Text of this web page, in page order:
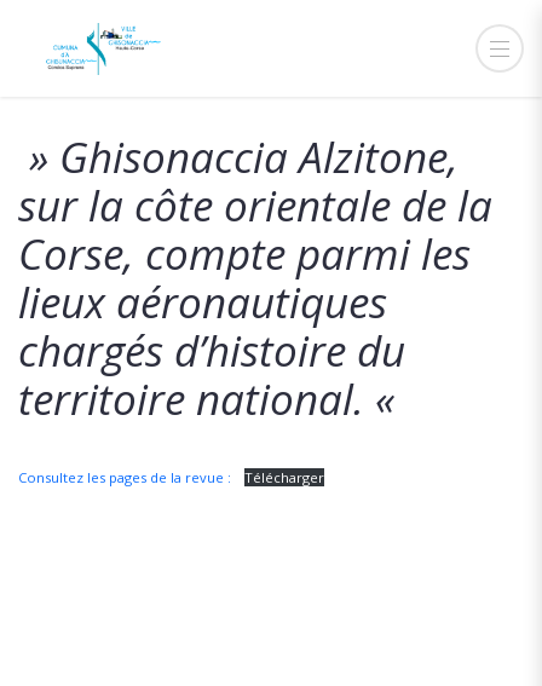
3 JANVIER 2019
» Ghisonaccia Alzitone,
sur la côte orientale de la
Corse, compte parmi les
lieux aéronautiques
chargés d’histoire du
territoire national. «
Consultez les pages de la revue : Télécharger